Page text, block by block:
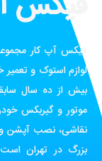
فیکس آپ کار
لوازم استوک و
بیش از ده سال
موتور و گیربکس
نقاشی، نصب آپشن و
بزرگ در تهران